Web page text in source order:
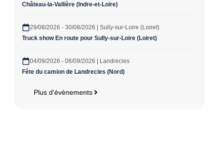
Château-la-Vallière (Indre-et-Loire)
29/08/2026 - 30/08/2026 | Sully-sur-Loire (Loiret)
Truck show En route pour Sully-sur-Loire (Loiret)
04/09/2026 - 06/09/2026 | Landrecies
Fête du camion de Landrecies (Nord)
Plus d'évènements